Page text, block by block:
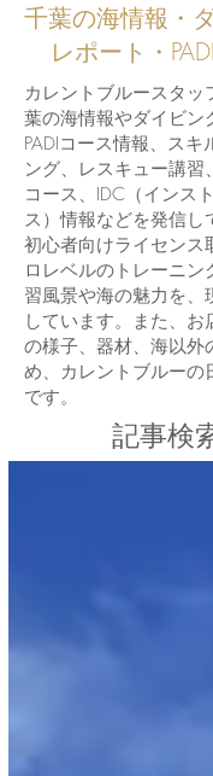
千葉の海情報・
レポート・
カレントブルースタッ
葉の海情報やダイビン
PADIコース情報、ス
ング、レスキュー講習
コース、IDC（インス
ス）情報などを発信し
初心者向けライセンス
ロレベルのトレーニン
習風景や海の魅力を、
しています。また、お
の様子、器材、海以外
め、カレントブルーの
です。
記事検